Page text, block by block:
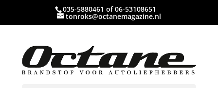
035-5880461 of 06-53108651
tonroks@octanemagazine.nl